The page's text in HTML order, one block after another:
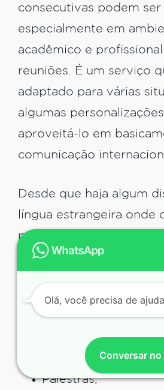
consecutivas podem ser
especialmente em
acadêmico e
reuniões. É um serviço
adaptado para várias
algumas
aproveitá-lo em
comunicação
Desde que haja algum
língua estrangeira onde
pode esperar alguns
que o tradutor faça seu
entre as situações mais
ideais para que haja
Palestras;
Conversar
Olá, você precisa de